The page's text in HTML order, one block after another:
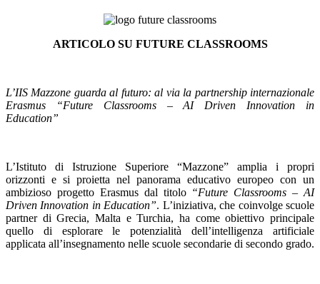
ARTICOLO SU FUTURE CLASSROOMS
L’IIS Mazzone guarda al futuro: al via la partnership internazionale
Erasmus “Future Classrooms – AI Driven Innovation in
Education”
L’Istituto di Istruzione Superiore “Mazzone” amplia i propri
orizzonti e si proietta nel panorama educativo europeo con un
ambizioso progetto Erasmus dal titolo “Future Classrooms – AI
Driven Innovation in Education”. L’iniziativa, che coinvolge scuole
partner di Grecia, Malta e Turchia, ha come obiettivo principale
quello di esplorare le potenzialità dell’intelligenza artificiale
applicata all’insegnamento nelle scuole secondarie di secondo grado.